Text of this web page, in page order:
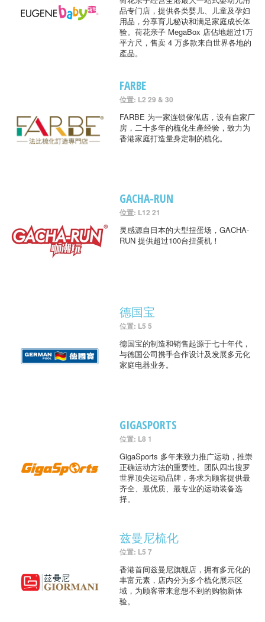
品专门店，提供各类婴儿、儿童及孕妇
用品，分享育儿秘诀和满足家庭成长体
验。荷花亲子 MegaBox 店佔地超过1万
平方尺，售卖 4 万多款来自世界各地的
產品。
FARBE
位置: L2 29 & 30
FARBE 为一家连锁傢俬店，设有自家厂
房，二十多年的梳化生產经验，致力为
香港家庭打造量身定制的梳化。
GACHA-RUN
位置: L12 21
灵感源自日本的大型扭蛋场，GACHA-
RUN 提供超过100台扭蛋机！
德国宝
位置: L5 5
德国宝的制造和销售起源于七十年代，
与德国公司携手合作设计及发展多元化
家庭电器业务。
GIGASPORTS
位置: L8 1
GigaSports 多年来致力推广运动，推崇
正确运动方法的重要性。团队四出搜罗
世界顶尖运动品牌，务求为顾客提供最
齐全、最优质、最专业的运动装备选
择。
兹曼尼梳化
位置: L5 7
香港首间兹曼尼旗舰店，拥有多元化的
丰富元素，店内分为多个梳化展示区
域，为顾客带来意想不到的购物新体
验。